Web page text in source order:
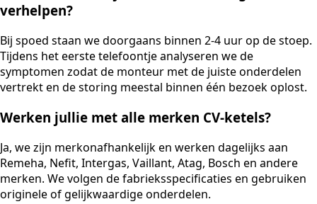
verhelpen?
Bij spoed staan we doorgaans binnen 2-4 uur op de stoep.
Tijdens het eerste telefoontje analyseren we de
symptomen zodat de monteur met de juiste onderdelen
vertrekt en de storing meestal binnen één bezoek oplost.
Werken jullie met alle merken CV-ketels?
Ja, we zijn merkonafhankelijk en werken dagelijks aan
Remeha, Nefit, Intergas, Vaillant, Atag, Bosch en andere
merken. We volgen de fabrieksspecificaties en gebruiken
originele of gelijkwaardige onderdelen.